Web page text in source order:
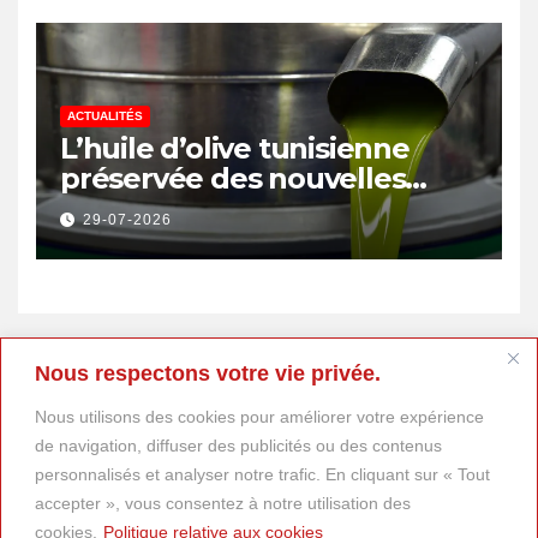
Nous respectons votre vie privée.
Nous utilisons des cookies pour améliorer votre expérience
de navigation, diffuser des publicités ou des contenus
personnalisés et analyser notre trafic. En cliquant sur « Tout
accepter », vous consentez à notre utilisation des
cookies.
Politique relative aux cookies
ACTUALITÉS
L’huile d’olive tunisienne
préservée des nouvelles
surtaxes américaines de
Donald Trump
29-07-2026